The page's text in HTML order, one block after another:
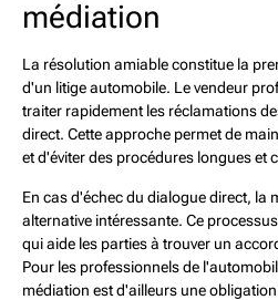
médiation
La résolution amiable constitue la
d'un litige automobile. Le vendeur
traiter rapidement les réclamations
direct. Cette approche permet de
et d'éviter des procédures longues et
En cas d'échec du dialogue direct, la
alternative intéressante. Ce
qui aide les parties à trouver un
Pour les professionnels de
médiation est d'ailleurs une